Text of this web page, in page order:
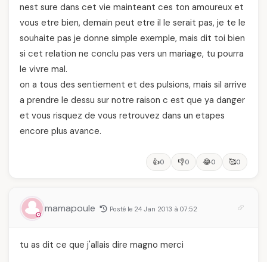
nest sure dans cet vie mainteant ces ton amoureux et
vous etre bien, demain peut etre il le serait pas, je te le
souhaite pas je donne simple exemple, mais dit toi bien
si cet relation ne conclu pas vers un mariage, tu pourra
le vivre mal.
on a tous des sentiement et des pulsions, mais sil arrive
a prendre le dessu sur notre raison c est que ya danger
et vous risquez de vous retrouvez dans un etapes
encore plus avance.
👍0 👎0 😂0 🥰0
mamapoule Posté le 24 Jan 2013 à 07:52
tu as dit ce que j'allais dire magno merci